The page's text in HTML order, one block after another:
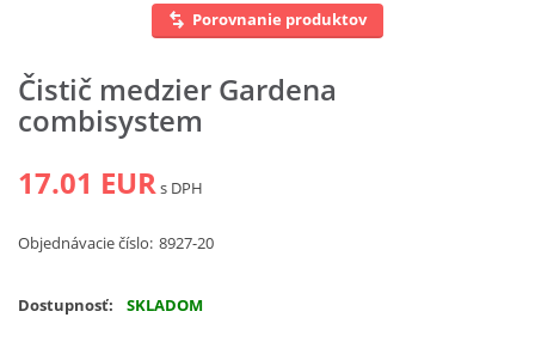
Porovnanie produktov
Čistič medzier Gardena
combisystem
17.01 EURs DPH
Objednávacie číslo: 8927-20
Dostupnosť: SKLADOM